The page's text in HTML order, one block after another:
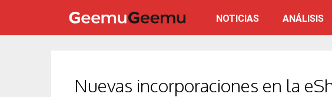
NOTICIAS ANÁLISIS
Nuevas incorporaciones en la